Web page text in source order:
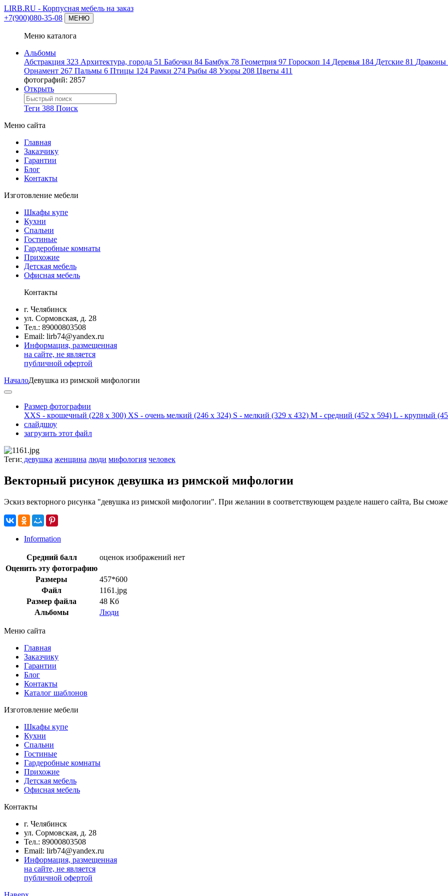
LIRB.RU - Корпусная мебель на заказ
+7(900)080-35-08
МЕНЮ
Меню каталога
Альбомы
Абстракция 323 Архитектура, города 51 Бабочки 84 Бамбук 78 Геометрия 97 Гороскоп 14 Деревья 184 Детские 81 Драконы
Орнамент 267 Пальмы 6 Птицы 124 Рамки 274 Рыбы 48 Узоры 208 Цветы 411
фотографий: 2857
Открыть
Теги 388 Поиск
Меню сайта
Главная
Заказчику
Гарантии
Блог
Контакты
Изготовление мебели
Шкафы купе
Кухни
Спальни
Гостиные
Гардеробные комнаты
Прихожие
Детская мебель
Офисная мебель
Контакты
г. Челябинск
ул. Сормовская, д. 28
Тел.: 89000803508
Email: lirb74@yandex.ru
Информация, размещенная
на сайте, не является
публичной офертой
НачалоДевушка из римской мифологии
Размер фотографии
XXS - крошечный (228 x 300) XS - очень мелкий (246 x 324) S - мелкий (329 x 432) M - средний (452 x 594) L - крупный
слайдшоу
загрузить этот файл
Теги: девушка женщина люди мифология человек
Векторный рисунок девушка из римской мифологии
Эскиз векторного рисунка "девушка из римской мифологии". При желании в соответствующем разделе нашего сайта, Вы
Information
Средний балл
оценок изображений нет
Оценить эту фотографию
Размеры
457*600
Файл
1161.jpg
Размер файла
48 Кб
Альбомы
Люди
Меню сайта
Главная
Заказчику
Гарантии
Блог
Контакты
Каталог шаблонов
Изготовление мебели
Шкафы купе
Кухни
Спальни
Гостиные
Гардеробные комнаты
Прихожие
Детская мебель
Офисная мебель
Контакты
г. Челябинск
ул. Сормовская, д. 28
Тел.: 89000803508
Email: lirb74@yandex.ru
Информация, размещенная
на сайте, не является
публичной офертой